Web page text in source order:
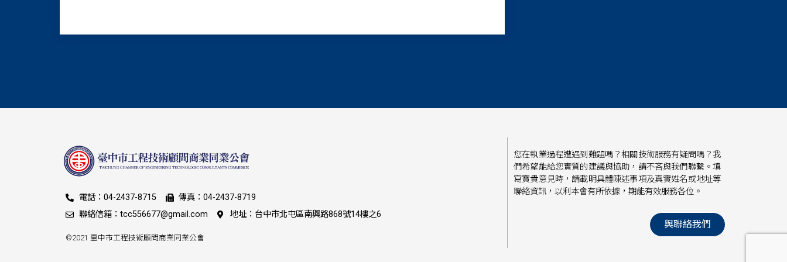
電話：04-2437-8715
傳真：04-2437-8719
聯絡信箱：tcc556677@gmail.com
地址：台中市北屯區南興路868號14樓之6
©2021 臺中市工程技術顧問商業同業公會
您在執業過程遭遇到難題嗎？相關技術服務有疑問嗎？我
們希望能給您實質的建議與協助，請不吝與我們聯繫。填
寫寶貴意見時，請載明具體陳述事項及真實姓名或地址等
聯絡資訊，以利本會有所依據，期能有效服務各位。
與聯絡我們